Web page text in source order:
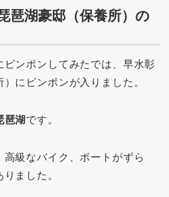
琶湖豪邸（保養所）の
ピンポンしてみたでは、早水彰
にピンポンが入りました。
琶湖 です。
級なバイク、ボートがずら
ました。